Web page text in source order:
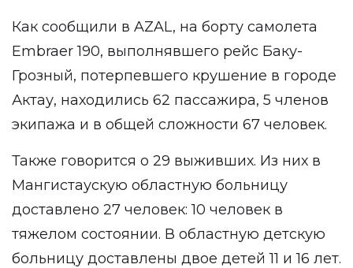
Как сообщили в AZAL, на борту самолета
Embraer 190, выполнявшего рейс Баку-
Грозный, потерпевшего крушение в городе
Актау, находились 62 пассажира, 5 членов
экипажа и в общей сложности 67 человек.
Также говорится о 29 выживших. Из них в
Мангистаускую областную больницу
доставлено 27 человек: 10 человек в
тяжелом состоянии. В областную детскую
больницу доставлены двое детей 11 и 16 лет.